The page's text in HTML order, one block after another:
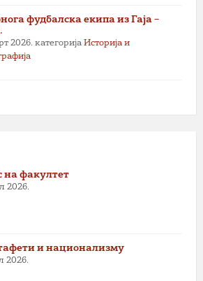
фудбалска екипа из Гаја –
2026. категорија Историја и
на факултет
2026.
и национализму
2026.